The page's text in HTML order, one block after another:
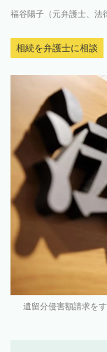
福谷陽子（元弁護士、法
相続を弁護士に相談
遺留分侵害額請求を